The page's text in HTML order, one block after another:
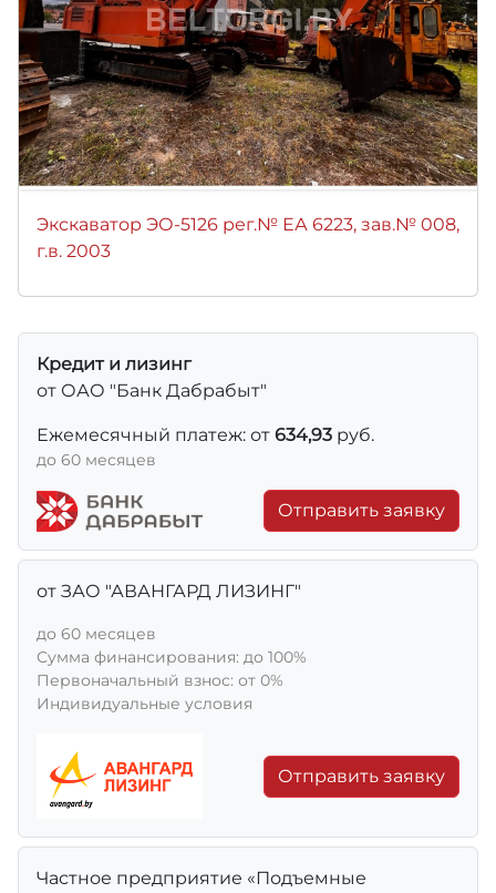
Экскаватор ЭО-5126 рег.№ ЕА 6223, зав.№ 008,
г.в. 2003
Кредит и лизинг
от ОАО "Банк Дабрабыт"
Ежемесячный платеж: от 634,93 руб.
до 60 месяцев
Отправить заявку
от ЗАО "АВАНГАРД ЛИЗИНГ"
до 60 месяцев
Сумма финансирования: до 100%
Первоначальный взнос: от 0%
Индивидуальные условия
Отправить заявку
Частное предприятие «Подъемные